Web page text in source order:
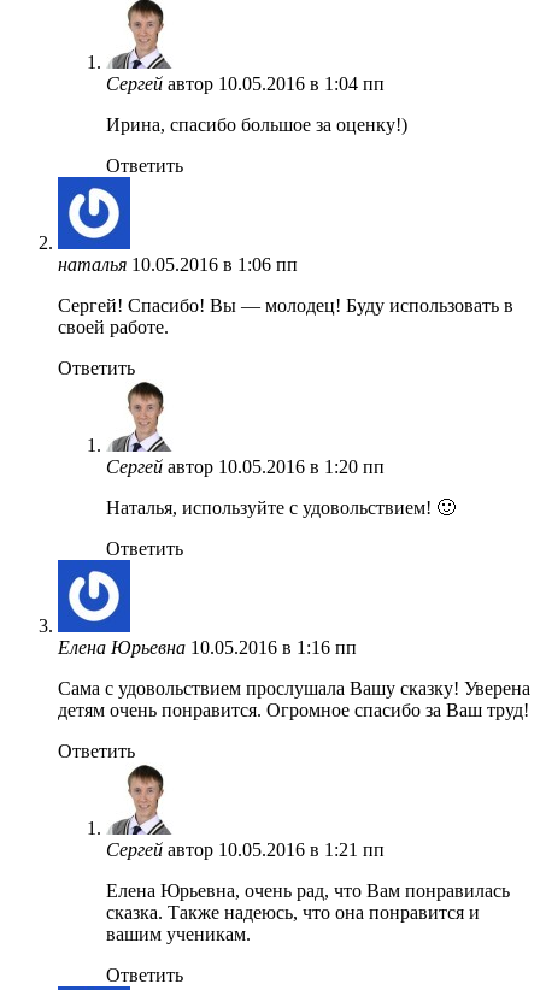
Сергей автор 10.05.2016 в 1:04 пп
Ирина, спасибо большое за оценку!)
Ответить
наталья 10.05.2016 в 1:06 пп
Сергей! Спасибо! Вы — молодец! Буду использовать в
своей работе.
Ответить
Сергей автор 10.05.2016 в 1:20 пп
Наталья, используйте с удовольствием! 🙂
Ответить
Елена Юрьевна 10.05.2016 в 1:16 пп
Сама с удовольствием прослушала Вашу сказку! Уверена
детям очень понравится. Огромное спасибо за Ваш труд!
Ответить
Сергей автор 10.05.2016 в 1:21 пп
Елена Юрьевна, очень рад, что Вам понравилась
сказка. Также надеюсь, что она понравится и
вашим ученикам.
Ответить